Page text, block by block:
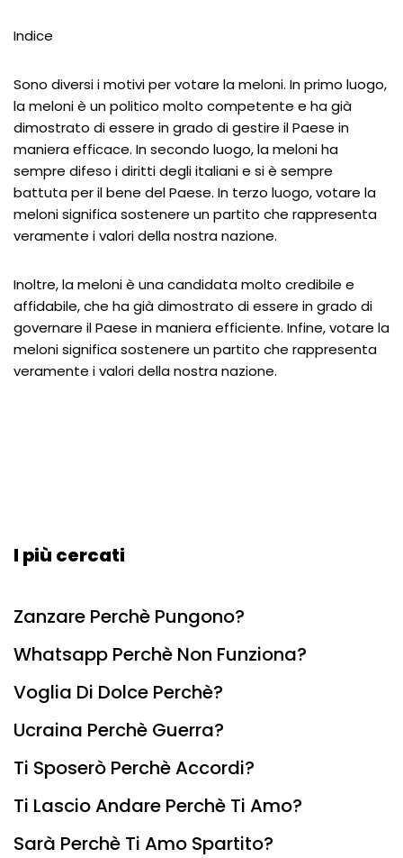
Indice
Sono diversi i motivi per votare la meloni. In primo luogo,
la meloni è un politico molto competente e ha già
dimostrato di essere in grado di gestire il Paese in
maniera efficace. In secondo luogo, la meloni ha
sempre difeso i diritti degli italiani e si è sempre
battuta per il bene del Paese. In terzo luogo, votare la
meloni significa sostenere un partito che rappresenta
veramente i valori della nostra nazione.
Inoltre, la meloni è una candidata molto credibile e
affidabile, che ha già dimostrato di essere in grado di
governare il Paese in maniera efficiente. Infine, votare la
meloni significa sostenere un partito che rappresenta
veramente i valori della nostra nazione.
I più cercati
Zanzare Perchè Pungono?
Whatsapp Perchè Non Funziona?
Voglia Di Dolce Perchè?
Ucraina Perchè Guerra?
Ti Sposerò Perchè Accordi?
Ti Lascio Andare Perchè Ti Amo?
Sarà Perchè Ti Amo Spartito?